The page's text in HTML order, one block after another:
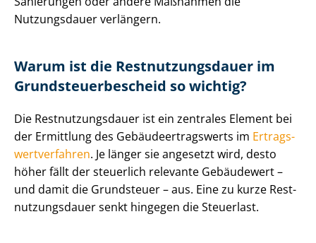
Nutzungsdauer verlängern.
Warum ist die Rest­nut­zungs­dau­er im
Grund­steu­er­be­scheid so wichtig?
Die Rest­nut­zungs­dau­er ist ein zentrales Element bei
der Ermittlung des Ge­bäu­de­er­trags­werts im Er­trags­
wert­ver­fah­ren. Je länger sie angesetzt wird, desto
höher fällt der steuerlich relevante Gebäudewert –
und damit die Grundsteuer – aus. Eine zu kurze Rest­
nut­zungs­dau­er senkt hingegen die Steuerlast.